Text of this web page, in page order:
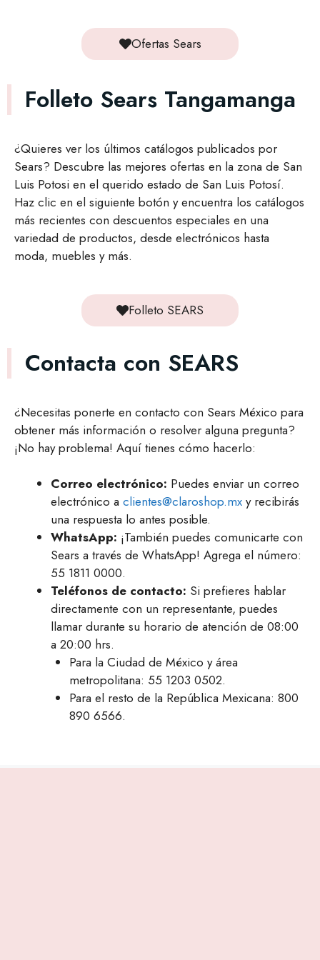
Ofertas Sears
Folleto Sears Tangamanga
¿Quieres ver los últimos catálogos publicados por
Sears? Descubre las mejores ofertas en la zona de San
Luis Potosi en el querido estado de San Luis Potosí.
Haz clic en el siguiente botón y encuentra los catálogos
más recientes con descuentos especiales en una
variedad de productos, desde electrónicos hasta
moda, muebles y más.
Folleto SEARS
Contacta con SEARS
¿Necesitas ponerte en contacto con Sears México para
obtener más información o resolver alguna pregunta?
¡No hay problema! Aquí tienes cómo hacerlo:
Correo electrónico: Puedes enviar un correo
electrónico a clientes@claroshop.mx y recibirás
una respuesta lo antes posible.
WhatsApp: ¡También puedes comunicarte con
Sears a través de WhatsApp! Agrega el número:
55 1811 0000.
Teléfonos de contacto: Si prefieres hablar
directamente con un representante, puedes
llamar durante su horario de atención de 08:00
a 20:00 hrs.
Para la Ciudad de México y área
metropolitana: 55 1203 0502.
Para el resto de la República Mexicana: 800
890 6566.